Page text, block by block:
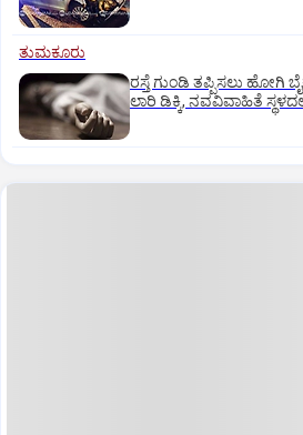
ತುಮಕೂರು
ರಸ್ತೆ ಗುಂಡಿ ತಪ್ಪಿಸಲು ಹೋಗಿ
ಲಾರಿ ಡಿಕ್ಕಿ, ನವವಿವಾಹಿತೆ